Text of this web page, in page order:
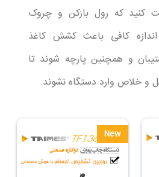
کنید که رول بازکن و چروک
کافی باعث کشش کاغذ
و همچنین پارچه شوند تا
خلاص وارد دستگاه نشوند.
New